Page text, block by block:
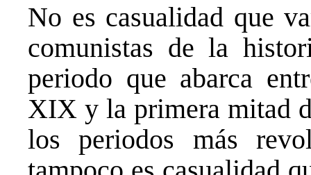
No es casualidad que
comunistas de la
periodo que abarca
XIX y la primera mitad
los periodos más